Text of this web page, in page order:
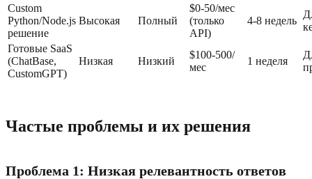
Custom
Python/Node.js
решение
Высокая Полный
$0-50/мес
(только
API)
4-8 недель
Готовые SaaS
(ChatBase,
CustomGPT)
Низкая Низкий
$100-500/
мес
1 неделя
Частые проблемы и их решения
Проблема 1: Низкая релевантность ответов